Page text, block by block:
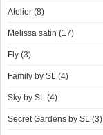
Atelier (8)
Melissa satin (17)
Fly (3)
Family by SL (4)
Sky by SL (4)
Secret Gardens by SL (3)